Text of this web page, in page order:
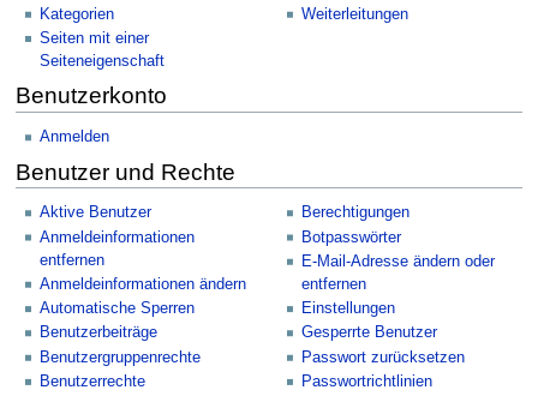
Kategorien
Seiten mit einer
Seiteneigenschaft
Weiterleitungen
Benutzerkonto
Anmelden
Benutzer und Rechte
Aktive Benutzer
Anmeldeinformationen
entfernen
Anmeldeinformationen ändern
Automatische Sperren
Benutzerbeiträge
Benutzergruppenrechte
Benutzerrechte
Berechtigungen
Botpasswörter
E-Mail-Adresse ändern oder
entfernen
Einstellungen
Gesperrte Benutzer
Passwort zurücksetzen
Passwortrichtlinien